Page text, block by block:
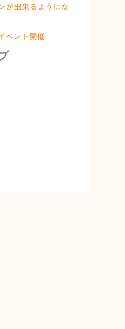
が出来るようにな
ベント開催